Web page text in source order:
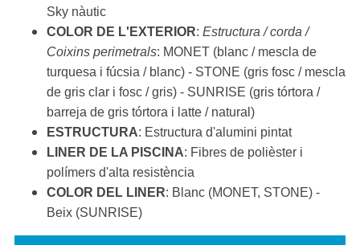
Sky nàutic
COLOR DE L'EXTERIOR: Estructura / corda /
Coixins perimetrals: MONET (blanc / mescla de
turquesa i fúcsia / blanc) - STONE (gris fosc / mescla
de gris clar i fosc / gris) - SUNRISE (gris tórtora /
barreja de gris tórtora i latte / natural)
ESTRUCTURA: Estructura d'alumini pintat
LINER DE LA PISCINA: Fibres de polièster i
polímers d'alta resistència
COLOR DEL LINER: Blanc (MONET, STONE) -
Beix (SUNRISE)